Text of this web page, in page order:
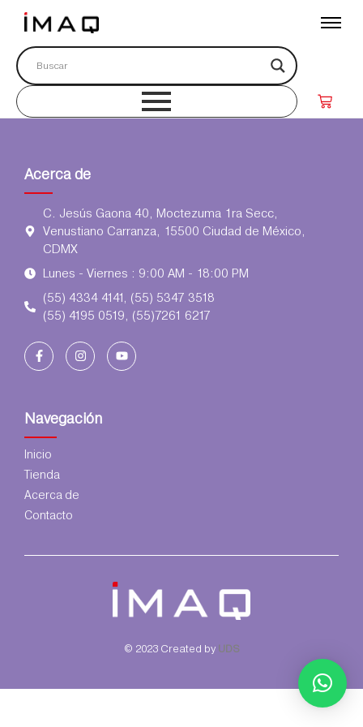
Acerca de
C. Jesús Gaona 40, Moctezuma 1ra Secc,
Venustiano Carranza, 15500 Ciudad de México,
CDMX
Lunes - Viernes : 9:00 AM - 18:00 PM
(55) 4334 4141, (55) 5347 3518
(55) 4195 0519, (55)7261 6217
Navegación
Inicio
Tienda
Acerca de
Contacto
© 2023 Created by UDS